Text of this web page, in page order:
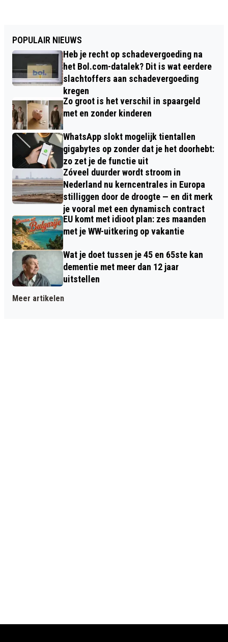
POPULAIR NIEUWS
Heb je recht op schadevergoeding na
het Bol.com-datalek? Dit is wat eerdere
slachtoffers aan schadevergoeding
kregen
Zo groot is het verschil in spaargeld
met en zonder kinderen
WhatsApp slokt mogelijk tientallen
gigabytes op zonder dat je het doorhebt:
zo zet je de functie uit
Zóveel duurder wordt stroom in
Nederland nu kerncentrales in Europa
stilliggen door de droogte — en dit merk
je vooral met een dynamisch contract
EU komt met idioot plan: zes maanden
met je WW-uitkering op vakantie
Wat je doet tussen je 45 en 65ste kan
dementie met meer dan 12 jaar
uitstellen
Meer artikelen